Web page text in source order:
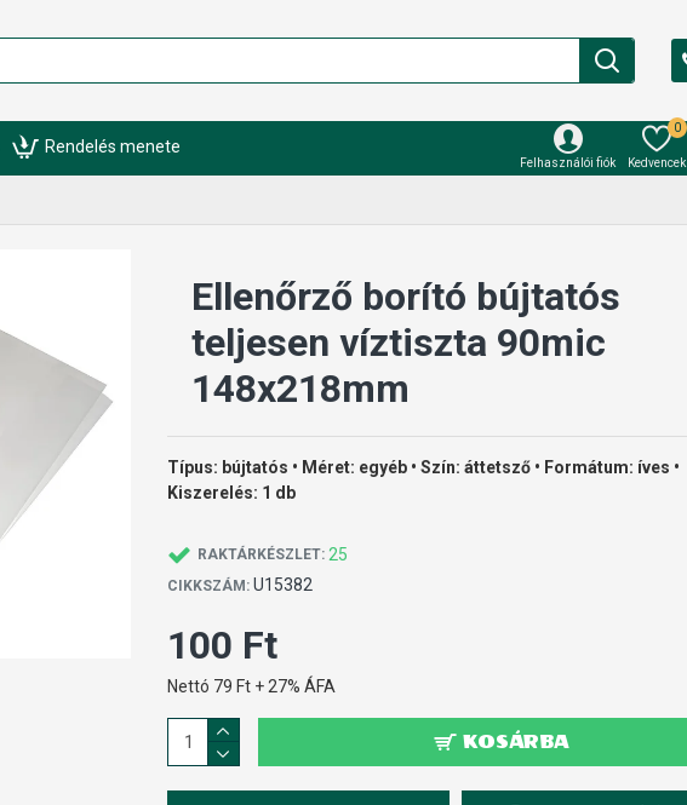
Rendelés menete
Felhasználói fiók Kedvencek
0
Ellenőrző borító bújtatós
teljesen víztiszta 90mic
148x218mm
Típus: bújtatós • Méret: egyéb • Szín: áttetsző • Formátum: íves •
Kiszerelés: 1 db
RAKTÁRKÉSZLET: 25
CIKKSZÁM: U15382
100 Ft
Nettó 79 Ft + 27% ÁFA
KOSÁRBA